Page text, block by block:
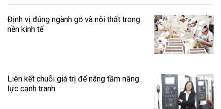
Định vị đúng ngành gỗ và nội thất trong
nền kinh tế
Liên kết chuỗi giá trị để nâng tầm năng
lực cạnh tranh